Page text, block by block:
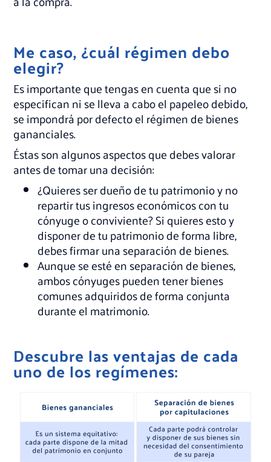
Me caso, ¿cuál régimen debo
elegir?
Es importante que tengas en cuenta que si no
especifican ni se lleva a cabo el papeleo debido,
se impondrá por defecto el régimen de bienes
gananciales.
Éstas son algunos aspectos que debes valorar
antes de tomar una decisión:
¿Quieres ser dueño de tu patrimonio y no
repartir tus ingresos económicos con tu
cónyuge o conviviente? Si quieres esto y
disponer de tu patrimonio de forma libre,
debes firmar una separación de bienes.
Aunque se esté en separación de bienes,
ambos cónyuges pueden tener bienes
comunes adquiridos de forma conjunta
durante el matrimonio.
Descubre las ventajas de cada
uno de los regímenes: